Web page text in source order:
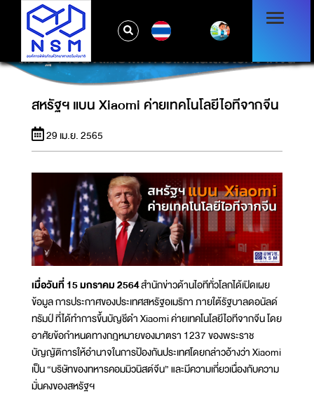
สหรัฐฯ แบน XIAOMI ค่ายเทคโนโลยีไอทีจากจีน
สหรัฐฯ แบน Xiaomi ค่ายเทคโนโลยีไอทีจากจีน
29 เม.ย. 2565
เมื่อวันที่ 15 มกราคม 2564สำนักข่าวด้านไอทีทั่วโลกได้เปิดเผย
ข้อมูล การประกาศของประเทศสหรัฐอเมริกา ภายใต้รัฐบาลดอนัลด์
ทรัมป์ ที่ได้ทำการขึ้นบัญชีดำ Xiaomi ค่ายเทคโนโลยีไอทีจากจีน โดย
อาศัยข้อกำหนดทางกฎหมายของมาตรา 1237 ของพระราช
บัญญัติการให้อำนาจในการป้องกันประเทศโดยกล่าวอ้างว่า Xiaomi
เป็น “บริษัทของทหารคอมมิวนิสต์จีน” และมีความเกี่ยวเนื่องกับความ
มั่นคงของสหรัฐฯ